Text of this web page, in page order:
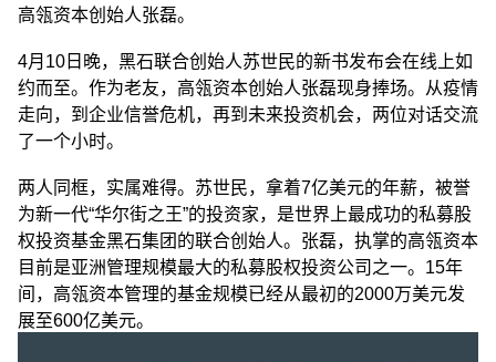
高瓴资本创始人张磊。
4月10日晚，黑石联合创始人苏世民的新书发布会在线上如
约而至。作为老友，高瓴资本创始人张磊现身捧场。从疫情
走向，到企业信誉危机，再到未来投资机会，两位对话交流
了一个小时。
两人同框，实属难得。苏世民，拿着7亿美元的年薪，被誉
为新一代“华尔街之王”的投资家，是世界上最成功的私募股
权投资基金黑石集团的联合创始人。张磊，执掌的高瓴资本
目前是亚洲管理规模最大的私募股权投资公司之一。15年
间，高瓴资本管理的基金规模已经从最初的2000万美元发
展至600亿美元。